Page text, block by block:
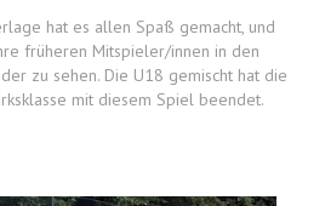
hat es allen Spaß gemacht, und
früheren Mitspieler/innen in den
zu sehen. Die U18 gemischt hat die
mit diesem Spiel beendet.